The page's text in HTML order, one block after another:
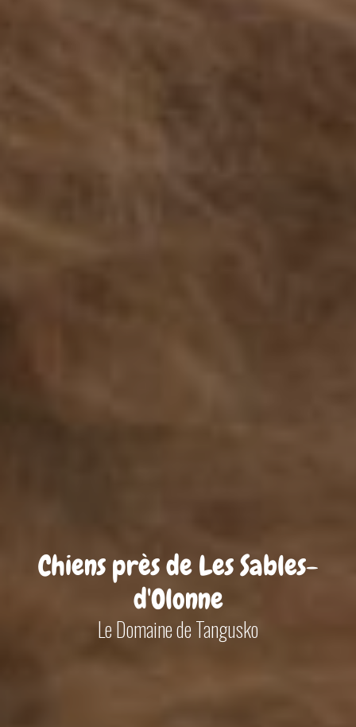
Chiens près de Les Sables-
d'Olonne
Le Domaine de Tangusko